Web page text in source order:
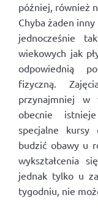
później, również
Chyba żaden
jednocześnie
wiekowych jak
odpowiednią
fizyczną.
przynajmniej w
obecnie
specjalne
budzić obawy u
wykształcenia
jednak tylko u
tygodniu, nie